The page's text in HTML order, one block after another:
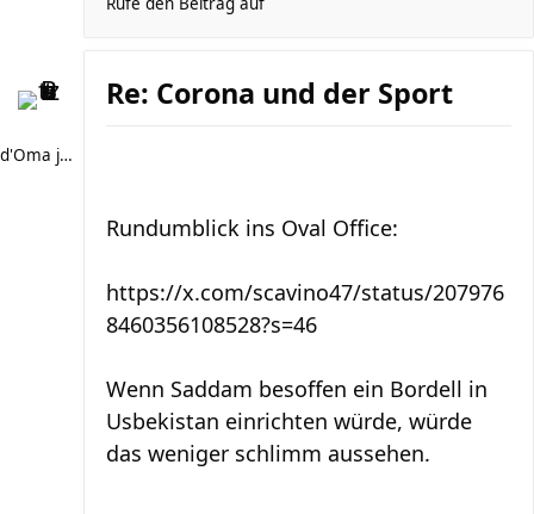
d'Oma joggt
Re: Corona und der Sport
Rundumblick ins Oval Office:
https://x.com/scavino47/status/207976
8460356108528?s=46
Wenn Saddam besoffen ein Bordell in
Usbekistan einrichten würde, würde
das weniger schlimm aussehen.